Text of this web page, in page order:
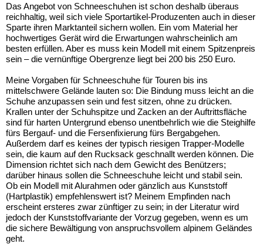
Das Angebot von Schneeschuhen ist schon deshalb überaus
reichhaltig, weil sich viele Sportartikel-Produzenten auch in dieser
Sparte ihren Marktanteil sichern wollen. Ein vom Material her
hochwertiges Gerät wird die Erwartungen wahrscheinlich am
besten erfüllen. Aber es muss kein Modell mit einem Spitzenpreis
sein – die vernünftige Obergrenze liegt bei 200 bis 250 Euro.
Meine Vorgaben für Schneeschuhe für Touren bis ins
mittelschwere Gelände lauten so: Die Bindung muss leicht an die
Schuhe anzupassen sein und fest sitzen, ohne zu drücken.
Krallen unter der Schuhspitze und Zacken an der Auftrittsfläche
sind für harten Untergrund ebenso unentbehrlich wie die Steighilfe
fürs Bergauf- und die Fersenfixierung fürs Bergabgehen.
Außerdem darf es keines der typisch riesigen Trapper-Modelle
sein, die kaum auf den Rucksack geschnallt werden können. Die
Dimension richtet sich nach dem Gewicht des Benützers;
darüber hinaus sollen die Schneeschuhe leicht und stabil sein.
Ob ein Modell mit Alurahmen oder gänzlich aus Kunststoff
(Hartplastik) empfehlenswert ist? Meinem Empfinden nach
erscheint ersteres zwar zünftiger zu sein; in der Literatur wird
jedoch der Kunststoffvariante der Vorzug gegeben, wenn es um
die sichere Bewältigung von anspruchsvollem alpinem Geländes
geht.